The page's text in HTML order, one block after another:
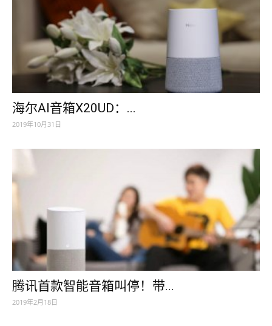
海尔AI音箱X20UD：...
2019年10月31日
腾讯首款智能音箱叫停！带...
2019年2月18日